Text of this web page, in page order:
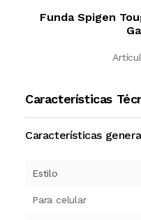
Funda Spigen
Características
Características
Estilo
Para celular